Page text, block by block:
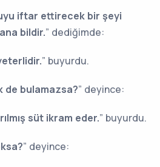
iftar ettirecek bir şeyi
bildir.” dediğimde:
” buyurdu.
de bulamazsa?” deyince:
süt ikram eder.” buyurdu.
” deyince: